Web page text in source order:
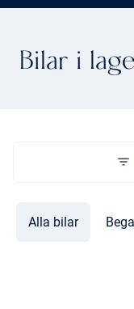
Bilar i
Alla bilar